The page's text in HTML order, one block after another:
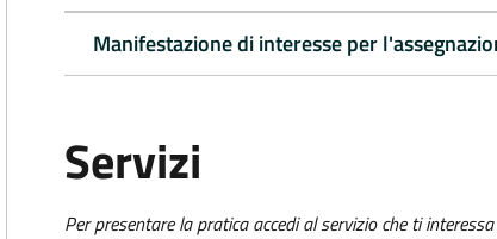
Manifestazione di interesse per
Servizi
Per presentare la pratica accedi al servizio che ti interessa